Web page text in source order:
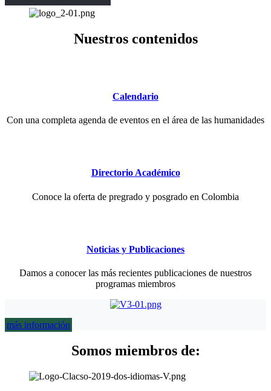
Nuestros contenidos
Calendario
Con una completa agenda de eventos en el área de las humanidades
Directorio Académico
Conoce la oferta de pregrado y posgrado en Colombia
Noticias y Publicaciones
Damos a conocer las más recientes publicaciones de nuestros
programas miembros
más información
Somos miembros de: